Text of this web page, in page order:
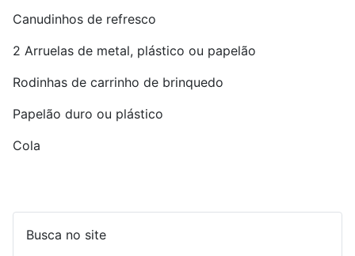
Canudinhos de refresco
2 Arruelas de metal, plástico ou papelão
Rodinhas de carrinho de brinquedo
Papelão duro ou plástico
Cola
Busca no site